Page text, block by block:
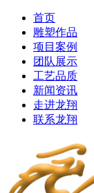
首页
雕塑作品
项目案例
团队展示
工艺品质
新闻资讯
走进龙翔
联系龙翔